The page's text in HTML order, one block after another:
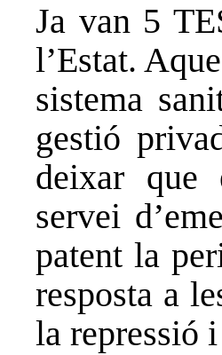
Ja van 5
l’Estat.
sistema
gestió
deixar que
servei
patent la
resposta a
la repressió